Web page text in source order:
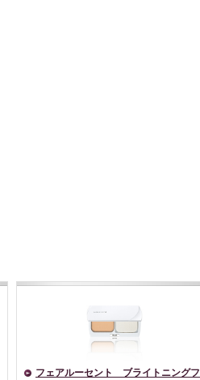
フェアルーセント ブライトニングフ